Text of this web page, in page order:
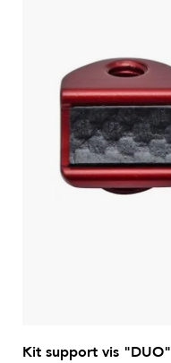
Kit support vis "DUO"